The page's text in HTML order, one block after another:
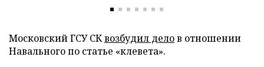
Московский ГСУ СКвозбудил делов отношении
Навального по статье «клевета».